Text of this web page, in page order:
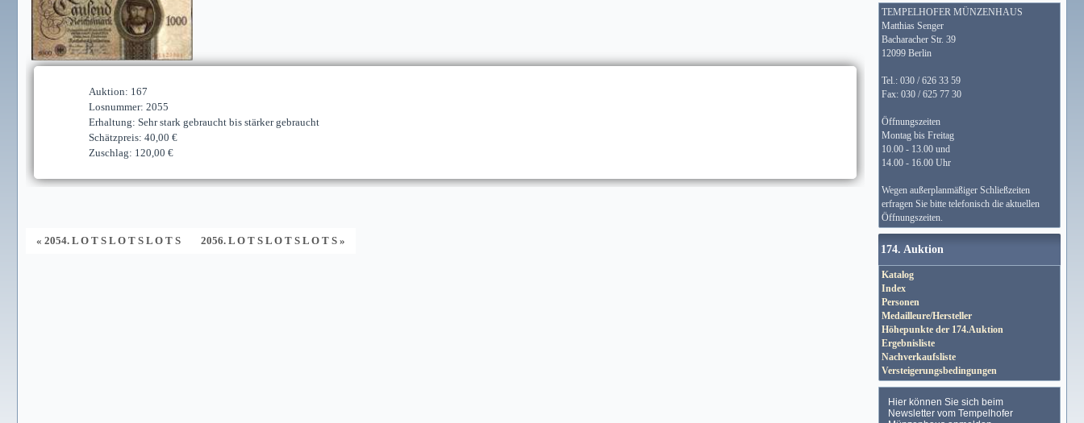
Auktion: 167
Losnummer: 2055
Erhaltung: Sehr stark gebraucht bis stärker gebraucht
Schätzpreis: 40,00 €
Zuschlag: 120,00 €
« 2054. L O T S L O T S L O T S 2056. L O T S L O T S L O T S »
TEMPELHOFER MÜNZENHAUS
Matthias Senger
Bacharacher Str. 39
12099 Berlin
Tel.: 030 / 626 33 59
Fax: 030 / 625 77 30
Öffnungszeiten
Montag bis Freitag
10.00 - 13.00 und
14.00 - 16.00 Uhr
Wegen außerplanmäßiger Schließzeiten
erfragen Sie bitte telefonisch die aktuellen
Öffnungszeiten.
174. Auktion
Katalog
Index
Personen
Medailleure/Hersteller
Höhepunkte der 174.Auktion
Ergebnisliste
Nachverkaufsliste
Versteigerungsbedingungen